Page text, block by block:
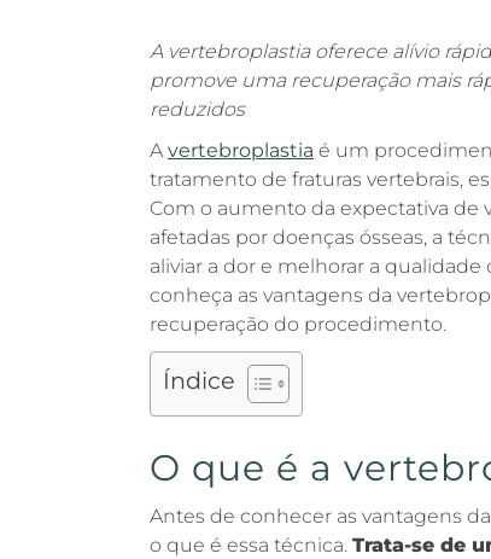
A vertebroplastia oferece alívio
promove uma recuperação mais
reduzidos
A vertebroplastia é um
tratamento de fraturas vertebrais,
Com o aumento da expectativa de
afetadas por doenças ósseas, a
aliviar a dor e melhorar a
conheça as vantagens da
recuperação do procedimento.
Índice
O que é a
Antes de conhecer as vantagens
o que é essa técnica. Trata-se de